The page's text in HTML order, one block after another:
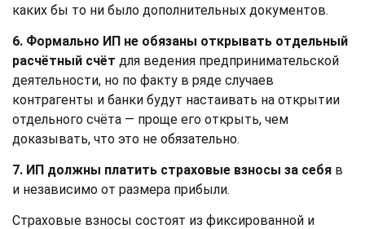
каких бы то ни было дополнительных документов.
6. Формально ИП не обязаны открывать отдельный
расчётный счёт для ведения предпринимательской
деятельности, но по факту в ряде случаев
контрагенты и банки будут настаивать на открытии
отдельного счёта — проще его открыть, чем
доказывать, что это не обязательно.
7. ИП должны платить страховые взносы за себя в
и независимо от размера прибыли.
Страховые взносы состоят из фиксированной и